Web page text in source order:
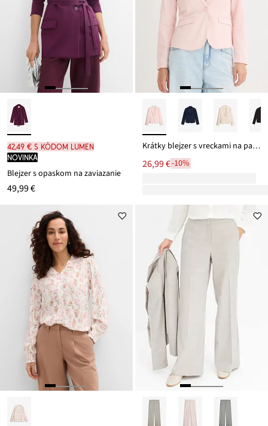
42,49 € s kódom LUMEN
novinka
Blejzer s opaskom na zaviazanie
49,99 €
Krátky blejzer s vreckami na patky
26,99 €-10%